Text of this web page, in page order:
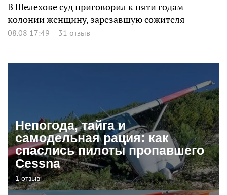
В Шелехове суд приговорил к пяти годам
колонии женщину, зарезавшую сожителя
08.08 17:49 31 отзыв
Непогода, тайга и
самодельная рация: как
спаслись пилоты пропавшего
Cessna
1 отзыв